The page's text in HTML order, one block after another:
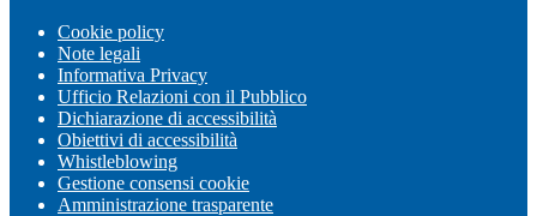
Cookie policy
Note legali
Informativa Privacy
Ufficio Relazioni con il Pubblico
Dichiarazione di accessibilità
Obiettivi di accessibilità
Whistleblowing
Gestione consensi cookie
Amministrazione trasparente